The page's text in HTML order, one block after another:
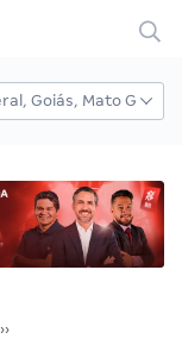
››